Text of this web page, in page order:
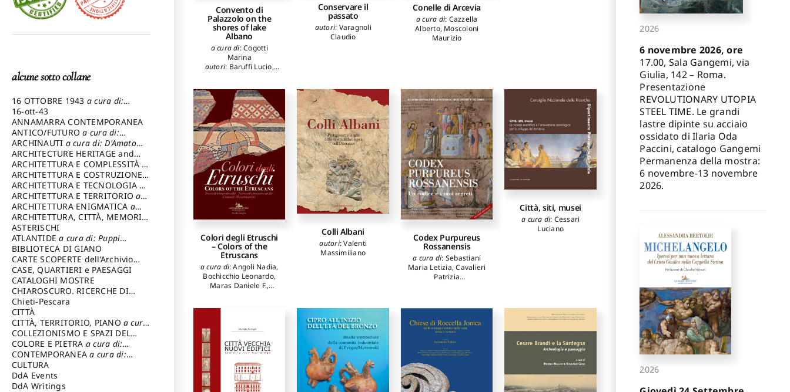
Convento di
Palazzolo on the
shores of lake
Albano
a cura di:Cogotti
Marina
autori: Baruffi Lucio,
Giuseppina
Conservare il
passato
autori: Varagnoli
Claudio
Conelle di Arcevia
a cura di: Cazzella
Alberto, Moscoloni
Maurizio
Colori degli Etruschi
– Colors of the
Etruscans
a cura di:Angoli Nadia,
Bochicchio Leonardo,
Maras Daniele F.,
Bentivoglio-Ravasio
Beatrice,Neri Sara
Pitzalis Federica,
Maras Daniele F.
Bochicchio Leonardo
Angelini Marina
Falcucci Claudio
Colli Albani
autori:Valenti
Massimiliano
Codex Purpureus
Rossanensis
a cura di: Sebastiani
Maria Letizia,Cavalieri
Patrizia
Aprelino,Pietro
Baraldi,Marina
Bicchieri,Lorena Botti
Brunetto Giovanni
Brunetti
Laura Cartechini
Colaizzi,
Collovini,Elena
Città, siti, musei
a cura di: Cessari
Luciano
alcune sotto collane
16 OTTOBRE 1943 a cura di:
Pezzetti Marcello
16-ott-43
ANNAMARRA CONTEMPORANEA
ANTICO/FUTUROa cura di:
Varagnoli Claudio
ARCHINAUTI a cura di: D'Amato
Claudio
ARCHITECTURE HERITAGE and
DESIGN
ARCHITETTURA E COMPLESSITÀ a
cura di: Piva Antonio
ARCHITETTURA E COSTRUZIONEa
cura di: Poretti Sergio
ARCHITETTURA E TECNOLOGIA a
cura di: Carrara Gianfranco
ARCHITETTURA E TERRITORIOa
cura di: Pietrogrande Enrico
ARCHITETTURA ENIGMATICA a
cura di: Lenci Ruggero
ARCHITETTURA, CITTÀ, MEMORIA
a cura di: Valeriani Enrico
ASTERISCHI
ATLANTIDEa cura di: Puppi
Lionello
BIBLIOTECA DI GIANO
CARTE SCOPERTE dell’Archivio
Storico Capitolino
CASE, QUARTIERI e PAESAGGI
CATALOGHI MOSTRE
CHIAROSCURO. RICERCHE DI
STORIA E STORIA DELL'ARTE
cura di: Di Carpegna Falconieri
Tommaso
Chieti-Pescara
CITTÀ
CITTÀ, TERRITORIO, PIANO a cura
di: Imbesi Giuseppe
COLLEZIONISMO E SPAZI DEL
COLLEZIONISMO a cura di:
Magnani Lauro
COLORE E PIETRA a cura di:
Selvaggi Giuseppe
CONTEMPORANEAa cura di:
Gubinelli Luna
CULTURA
DdA Events
DdA Writings
2026
6 novembre 2026, ore
17.00, Sala Gangemi, via
Giulia, 142 – Roma.
Presentazione
REVOLUTIONARY UTOPIA
STEEL TIME. Le grandi
lastre dipinte su acciaio
ossidato di Ilaria Oda
Paccini, catalogo Gangemi
Permanenza della mostra:
6 novembre-13 novembre
2026.
2026